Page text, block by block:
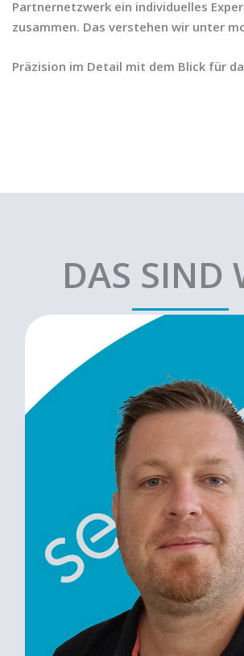
Partnernetzwerk ein individuelles
zusammen. Das verstehen wir unter
Präzision im Detail mit dem Blick für
DAS SIND